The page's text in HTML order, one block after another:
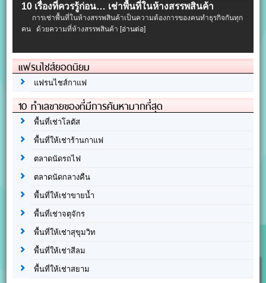
10 เรื่องที่ควรรู้ก่อน… เช่าพื้นที่ในห้างสรรพสินค้า
การเช่าพื้นที่ในห้างสรรพสินค้าเป็นความต้องการของคนทำธุรกิจกันทุก
คน ด้วยความที่ห้างสรรพสินค้า[อ่านต่อ]
แฟรนไชส์ยอดนิยม
แฟรนไชส์กาแฟ
10 ทำเลขายของที่มีการค้นหามากที่สุด
พื้นที่เช่าโลตัส
พื้นที่ให้เช่าร้านกาแฟ
ตลาดนัดรถไฟ
ตลาดนัดกลางคืน
พื้นที่ให้เช่าขายน้ำ
พื้นที่เช่าจตุจักร
พื้นที่ให้เช่าสุขุมวิท
พื้นที่ให้เช่าสีลม
พื้นที่ให้เช่าสยาม